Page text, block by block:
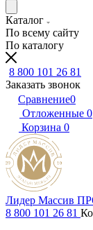
Каталог
По всему сайту
По каталогу
8 800 101 26 81
Заказать звонок
Сравнение0
Отложенные 0
Корзина 0
Лидер Массив
8 800 101 26 81